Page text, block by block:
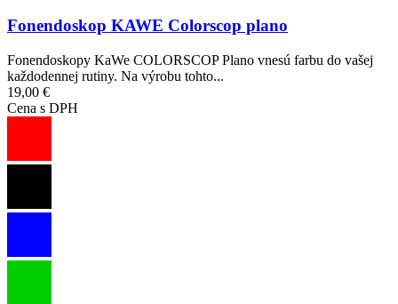
Fonendoskop KAWE Colorscop plano
Fonendoskopy KaWe COLORSCOP Plano vnesú farbu do vašej
každodennej rutiny. Na výrobu tohto...
19,00 €
Cena s DPH